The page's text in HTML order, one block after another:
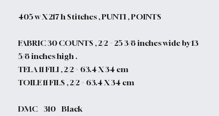
405 w X 217 h Stitches , PUNTI , POINTS
FABRIC 30 COUNTS , 2/2 = 25 3/8 inches wide by 13
5/8 inches high .
TELA 11 FILI , 2/2 = 63.4 X 34 cm
TOILE 11 FILS , 2/2 = 63.4 X 34 cm
DMC 310 Black